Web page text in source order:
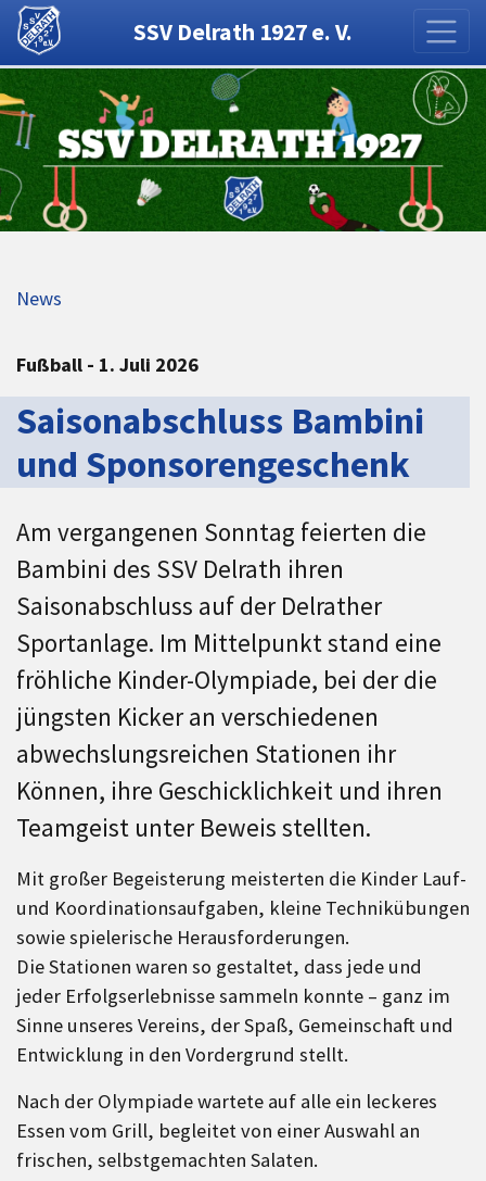
SSV Delrath 1927 e. V.
News
Fußball - 1. Juli 2026
Saisonabschluss Bambini
und Sponsorengeschenk
Am vergangenen Sonntag feierten die
Bambini des SSV Delrath ihren
Saisonabschluss auf der Delrather
Sportanlage. Im Mittelpunkt stand eine
fröhliche Kinder‑Olympiade, bei der die
jüngsten Kicker an verschiedenen
abwechslungsreichen Stationen ihr
Können, ihre Geschicklichkeit und ihren
Teamgeist unter Beweis stellten.
Mit großer Begeisterung meisterten die Kinder Lauf‑
und Koordinationsaufgaben, kleine Technikübungen
sowie spielerische Herausforderungen.
Die Stationen waren so gestaltet, dass jede und
jeder Erfolgserlebnisse sammeln konnte – ganz im
Sinne unseres Vereins, der Spaß, Gemeinschaft und
Entwicklung in den Vordergrund stellt.
Nach der Olympiade wartete auf alle ein leckeres
Essen vom Grill, begleitet von einer Auswahl an
frischen, selbstgemachten Salaten.